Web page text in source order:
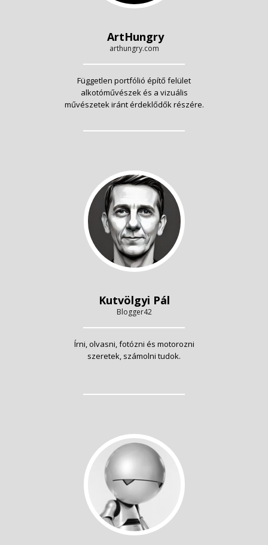
ArtHungry
arthungry.com
Független portfólió építő felület
alkotóművészek és a vizuális
művészetek iránt érdeklődők részére.
Kutvölgyi Pál
Blogger42
Írni, olvasni, fotózni és motorozni
szeretek, számolni tudok.